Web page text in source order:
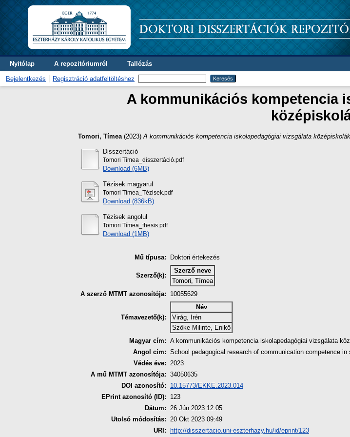
Nyitólap A repozitóriumról Tallózás
Bejelentkezés Regisztráció adatfeltöltéshez
A kommunikációs kompetencia
Tomori, Tímea (2023) A kommunikációs kompetencia iskolapedagógiai vizsgálata
Disszertáció
Tomori Tímea_disszertáció.pdf
Download (6MB)
Tézisek magyarul
Tomori Tímea_Tézisek.pdf
Download (836kB)
Tézisek angolul
Tomori Tímea_thesis.pdf
Download (1MB)
Mű típusa: Doktori értekezés
Szerző(k):
Szerző neve
Tomori, Tímea
A szerző MTMT azonosítója:
10055629
Témavezető(k):
Név
Virág, Irén
Szőke-Milinte, Enikő
Magyar cím: A kommunikációs kompetencia iskolapedagógiai vizsgálata
Angol cím: School pedagogical research of communication competence in
Védés éve: 2023
A mű MTMT azonosítója: 34050635
DOI azonosító:
10.15773/EKKE.2023.014
EPrint azonosító (ID):
123
Dátum: 26 Jún 2023 12:05
Utolsó módosítás: 20 Okt 2023 09:49
URI:
http://disszertacio.uni-eszterhazy.hu/id/eprint/123